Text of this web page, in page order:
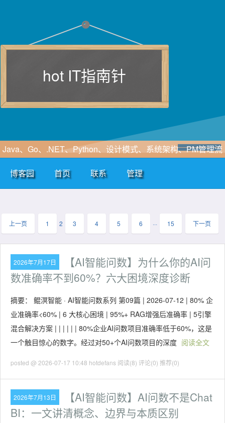
hot IT指南针
Java、Go、.NET、Python、设计模式、系统架构、PM管理流
WF、SAAS、EIP、ERP、HIS、B2B、B2C、CRM、OA等行
业咨询及解决方案
博客园 首页 联系 管理
上一页 1 2 3 4 5 6 ··· 15 下一页
2026年7月17日
【AI智能问数】为什么你的AI问
数准确率不到60%？六大困境深度诊断
摘要： 鲲溟智能 · AI智能问数系列 第09篇 | 2026-07-12 | 80% 企
业准确率<60% | 6 大核心困境 | 95%+ RAG增强后准确率 | 5引擎
混合解决方案 | | | | | | 80%企业AI问数项目准确率低于60%，这是
一个触目惊心的数字。经过对50+个AI问数项目的深度 阅读全文
posted @ 2026-07-17 10:48 hotdefans 阅读(8) 评论(0) 推荐(0)
2026年7月13日
【AI智能问数】AI问数不是Chat
BI：一文讲清概念、边界与本质区别